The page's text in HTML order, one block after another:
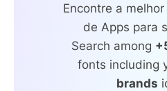
Encontre a
de Apps para
Search among
fonts including
brands